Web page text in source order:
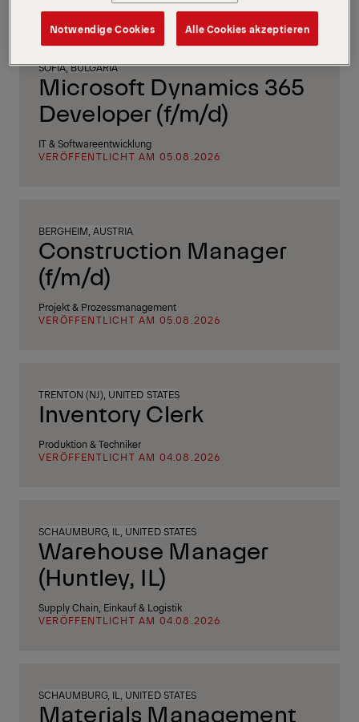
SOFIA, BULGARIA
Microsoft Dynamics 365
Developer (f/m/d)
IT & Softwareentwicklung
VERÖFFENTLICHT AM 05.08.2026
BERGHEIM, AUSTRIA
Construction Manager
(f/m/d)
Projekt & Prozessmanagement
VERÖFFENTLICHT AM 05.08.2026
TRENTON (NJ), UNITED STATES
Inventory Clerk
Produktion & Techniker
VERÖFFENTLICHT AM 04.08.2026
SCHAUMBURG, IL, UNITED STATES
Warehouse Manager
(Huntley, IL)
Supply Chain, Einkauf & Logistik
VERÖFFENTLICHT AM 04.08.2026
SCHAUMBURG, IL, UNITED STATES
Materials Management
Notwendige Cookies Alle Cookies akzeptieren